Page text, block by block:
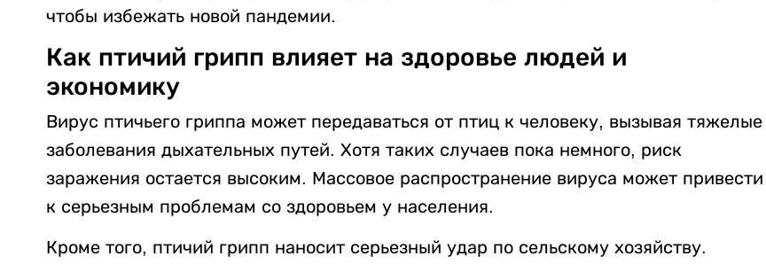
чтобы избежать новой пандемии.
Как птичий грипп влияет на здоровье людей и
экономику
Вирус птичьего гриппа может передаваться от птиц к человеку, вызывая тяжелые
заболевания дыхательных путей. Хотя таких случаев пока немного, риск
заражения остается высоким. Массовое распространение вируса может привести
к серьезным проблемам со здоровьем у населения.
Кроме того, птичий грипп наносит серьезный удар по сельскому хозяйству.